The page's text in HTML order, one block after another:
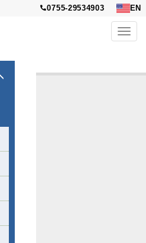
0755-29534903 EN